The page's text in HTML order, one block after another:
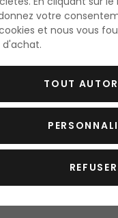
produits de beauté.
et depuis
extraits de
La
de
votre
et nous vous
d'achat.
TOUT
REFUSER